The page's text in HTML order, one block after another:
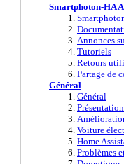
Smartphoton-HA
Annonces
Tutoriels
Retours
Partage de
Général
Général
Présentation
Voiture
Home
Problèmes